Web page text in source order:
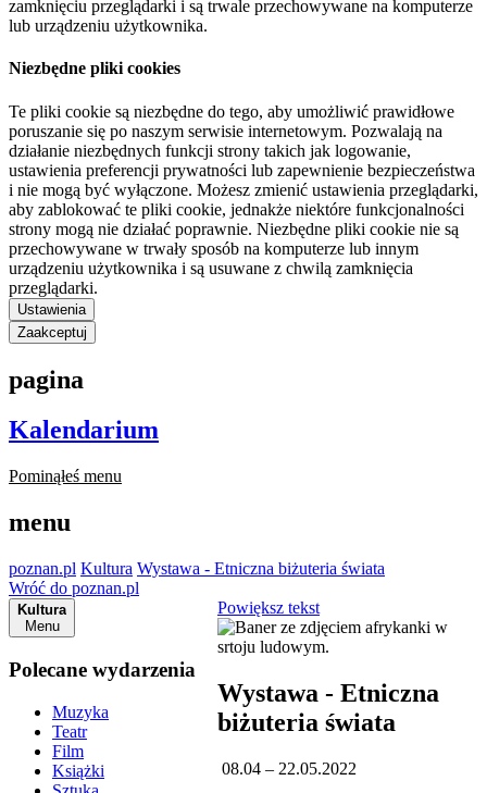
zamknięciu przeglądarki i są trwale przechowywane na komputerze
lub urządzeniu użytkownika.
Niezbędne pliki cookies
Te pliki cookie są niezbędne do tego, aby umożliwić prawidłowe
poruszanie się po naszym serwisie internetowym. Pozwalają na
działanie niezbędnych funkcji strony takich jak logowanie,
ustawienia preferencji prywatności lub zapewnienie bezpieczeństwa
i nie mogą być wyłączone. Możesz zmienić ustawienia przeglądarki,
aby zablokować te pliki cookie, jednakże niektóre funkcjonalności
strony mogą nie działać poprawnie. Niezbędne pliki cookie nie są
przechowywane w trwały sposób na komputerze lub innym
urządzeniu użytkownika i są usuwane z chwilą zamknięcia
przeglądarki.
Ustawienia
Zaakceptuj
pagina
Kalendarium
Pominąłeś menu
menu
poznan.pl Kultura Wystawa - Etniczna biżuteria świata
Wróć do poznan.pl
Kultura
Menu
Polecane wydarzenia
Muzyka
Teatr
Film
Książki
Powiększ tekst
Wystawa - Etniczna
biżuteria świata
08.04 – 22.05.2022